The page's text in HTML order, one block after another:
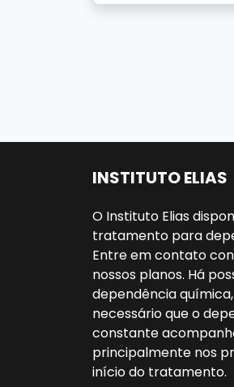
INSTITUTO ELIAS
O Instituto Elias
tratamento para
Entre em contato
nossos planos. Há
dependência
necessário que o
constante
principalmente nos
início do tratamento.